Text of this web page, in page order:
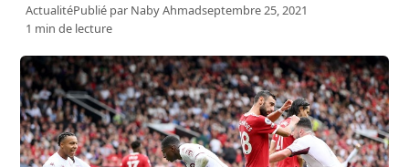
ActualitéPublié par Naby Ahmadseptembre 25, 2021
1 min de lecture